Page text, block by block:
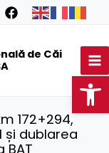
de Căi
172+294,
și dublarea
BAT